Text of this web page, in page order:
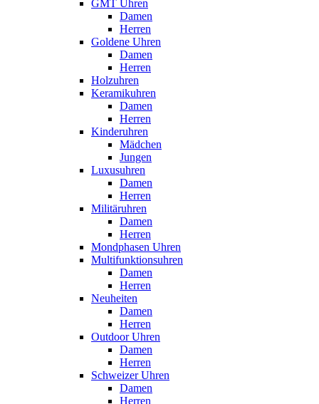
GMT Uhren
Damen
Herren
Goldene Uhren
Damen
Herren
Holzuhren
Keramikuhren
Damen
Herren
Kinderuhren
Mädchen
Jungen
Luxusuhren
Damen
Herren
Militäruhren
Damen
Herren
Mondphasen Uhren
Multifunktionsuhren
Damen
Herren
Neuheiten
Damen
Herren
Outdoor Uhren
Damen
Herren
Schweizer Uhren
Damen
Herren